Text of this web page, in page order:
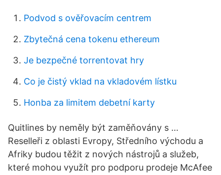
Podvod s ověřovacím centrem
Zbytečná cena tokenu ethereum
Je bezpečné torrentovat hry
Co je čistý vklad na vkladovém lístku
Honba za limitem debetní karty
Quitlines by neměly být zaměňovány s …
Reselleři z oblasti Evropy, Středního východu a
Afriky budou těžit z nových nástrojů a služeb,
které mohou využít pro podporu prodeje McAfee